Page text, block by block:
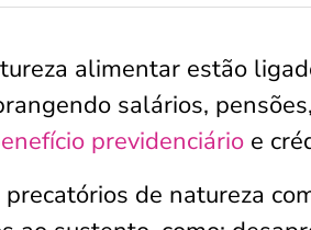
alimentar estão
salários, pensões,
previdenciário e
de natureza